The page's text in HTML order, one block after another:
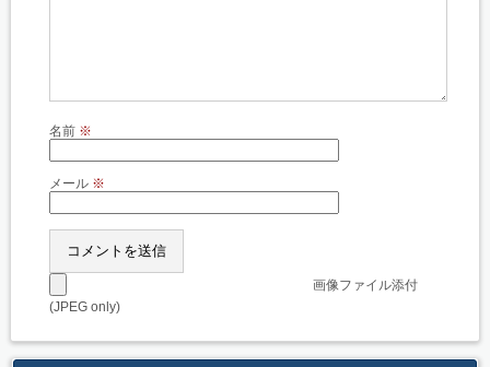
名前 ※
メール ※
画像ファイル添付
(JPEG only)